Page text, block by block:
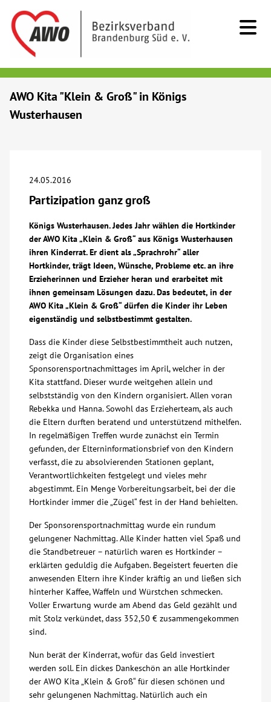
Senioren
Begegnung
Bildung
Über uns
Veranstaltungen
Spenden
Mitmachen
Karriere
Ausbildung
Glossar
Suche
Kontakt
AWO BB Süd
AWO Kita "Klein & Groß" in Königs
Wusterhausen
24.05.2016
Partizipation ganz groß
Königs Wusterhausen. Jedes Jahr wählen die Hortkinder
der AWO Kita „Klein & Groß“ aus Königs Wusterhausen
ihren Kinderrat. Er dient als „Sprachrohr“ aller
Hortkinder, trägt Ideen, Wünsche, Probleme etc. an ihre
Erzieherinnen und Erzieher heran und erarbeitet mit
ihnen gemeinsam Lösungen dazu. Das bedeutet, in der
AWO Kita „Klein & Groß“ dürfen die Kinder ihr Leben
eigenständig und selbstbestimmt gestalten.
Dass die Kinder diese Selbstbestimmtheit auch nutzen,
zeigt die Organisation eines
Sponsorensportnachmittages im April, welcher in der
Kita stattfand. Dieser wurde weitgehen allein und
selbstständig von den Kindern organisiert. Allen voran
Rebekka und Hanna. Sowohl das Erzieherteam, als auch
die Eltern durften beratend und unterstützend mithelfen.
In regelmäßigen Treffen wurde zunächst ein Termin
gefunden, der Elterninformationsbrief von den Kindern
verfasst, die zu absolvierenden Stationen geplant,
Verantwortlichkeiten festgelegt und vieles mehr
abgestimmt. Ein Menge Vorbereitungsarbeit, bei der die
Hortkinder immer die „Zügel“ fest in der Hand behielten.
Der Sponsorensportnachmittag wurde ein rundum
gelungener Nachmittag. Alle Kinder hatten viel Spaß und
die Standbetreuer – natürlich waren es Hortkinder –
erklärten geduldig die Aufgaben. Begeistert feuerten die
anwesenden Eltern ihre Kinder kräftig an und ließen sich
hinterher Kaffee, Waffeln und Würstchen schmecken.
Voller Erwartung wurde am Abend das Geld gezählt und
mit Stolz verkündet, dass 352,50 € zusammengekommen
sind.
Nun berät der Kinderrat, wofür das Geld investiert
werden soll. Ein dickes Dankeschön an alle Hortkinder
der AWO Kita „Klein & Groß“ für diesen schönen und
sehr gelungenen Nachmittag. Natürlich auch ein